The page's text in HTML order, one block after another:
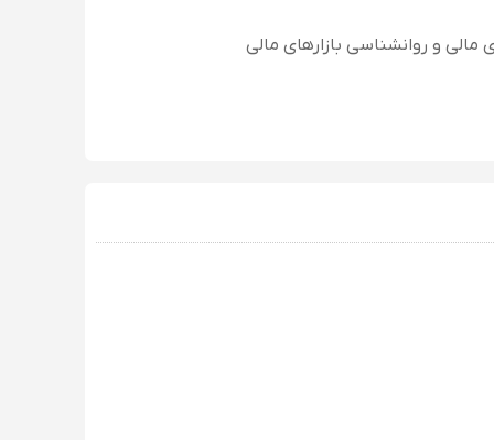
مالی و روانشناسی بازارهای مالی